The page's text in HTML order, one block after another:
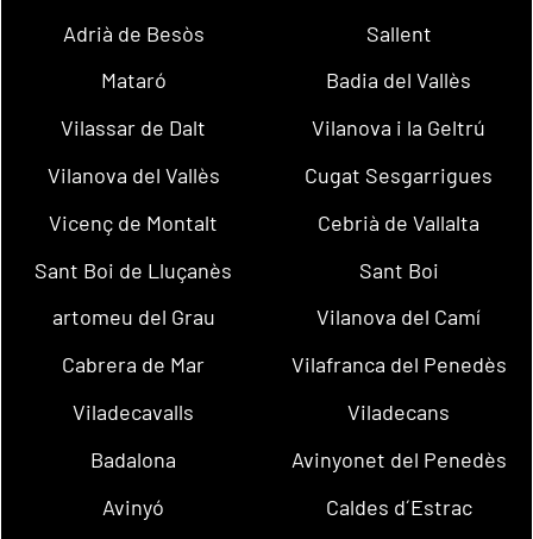
Adrià de Besòs
Sallent
Mataró
Badia del Vallès
Vilassar de Dalt
Vilanova i la Geltrú
Vilanova del Vallès
Cugat Sesgarrigues
Vicenç de Montalt
Cebrià de Vallalta
Sant Boi de Lluçanès
Sant Boi
artomeu del Grau
Vilanova del Camí
Cabrera de Mar
Vilafranca del Penedès
Viladecavalls
Viladecans
Badalona
Avinyonet del Penedès
Avinyó
Caldes d´Estrac